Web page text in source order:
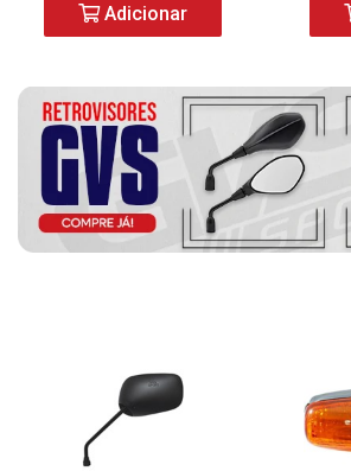
Adicionar